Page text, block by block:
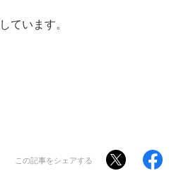
ています。
この記事をシェアする